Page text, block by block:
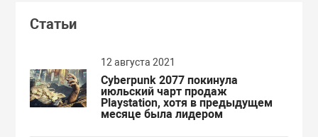
Статьи
12 августа 2021
Cyberpunk 2077 покинула
июльский чарт продаж
Playstation, хотя в предыдущем
месяце была лидером